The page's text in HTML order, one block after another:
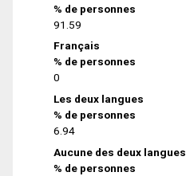
% de personnes
91.59
Français
% de personnes
0
Les deux langues
% de personnes
6.94
Aucune des deux langues
% de personnes